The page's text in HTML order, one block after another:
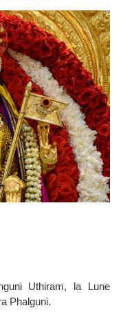
Uthiram, la Lune
Phalguni.